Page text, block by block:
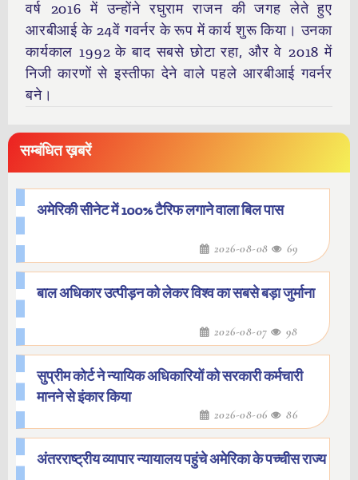
वर्ष 2016 में उन्होंने रघुराम राजन की जगह लेते हुए
आरबीआई के 24वें गवर्नर के रूप में कार्य शुरू किया। उनका
कार्यकाल 1992 के बाद सबसे छोटा रहा, और वे 2018 में
निजी कारणों से इस्तीफा देने वाले पहले आरबीआई गवर्नर
बने।
सम्बंधित ख़बरें
अमेरिकी सीनेट में 100% टैरिफ लगाने वाला बिल पास
2026-08-08 69
बाल अधिकार उत्पीड़न को लेकर विश्व का सबसे बड़ा जुर्माना
2026-08-07 98
सुप्रीम कोर्ट ने न्यायिक अधिकारियों को सरकारी कर्मचारी
मानने से इंकार किया
2026-08-06 86
अंतरराष्ट्रीय व्यापार न्यायालय पहुंचे अमेरिका के पच्चीस राज्य